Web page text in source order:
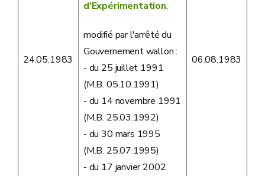
24.05.1983
d'Expérimentation,
modifié par l'arrêté du
Gouvernement wallon :
- du 25 juillet 1991
(M.B. 05.10.1991)
- du 14 novembre 1991
(M.B. 25.03.1992)
- du 30 mars 1995
(M.B. 25.07.1995)
- du 17 janvier 2002
06.08.1983